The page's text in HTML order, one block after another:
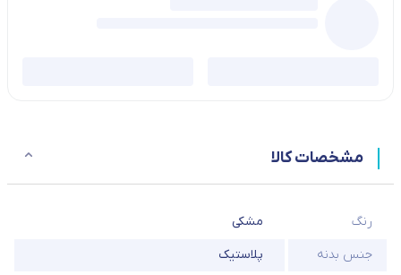
مشخصات کالا
رنگ
مشکی
جنس بدنه
پلاستیک